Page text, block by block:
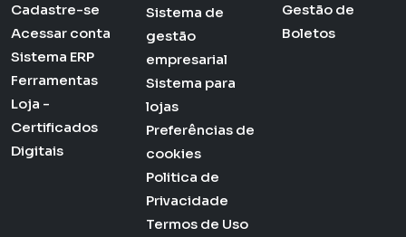
Cadastre-se
Acessar conta
Sistema ERP
Ferramentas
Loja -
Certificados
Digitais
Sistema de
gestão
empresarial
Sistema para
lojas
Preferências de
cookies
Politica de
Privacidade
Termos de Uso
Gestão de
Boletos